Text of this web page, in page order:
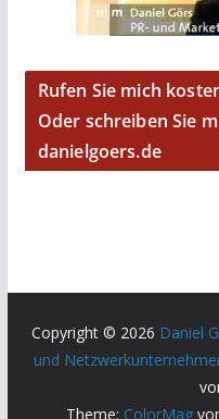
Rufen Sie mich
Oder schreiben Sie
danielgoers.de
Copyright © 2026 Daniel
und
Theme: ColorMag